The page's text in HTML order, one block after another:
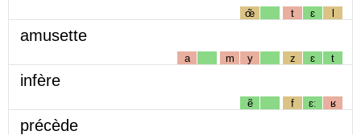
œ̃ t ɛ l
amusette
a m y z ɛ t
infère
ẽ f ɛː ʁ
précède